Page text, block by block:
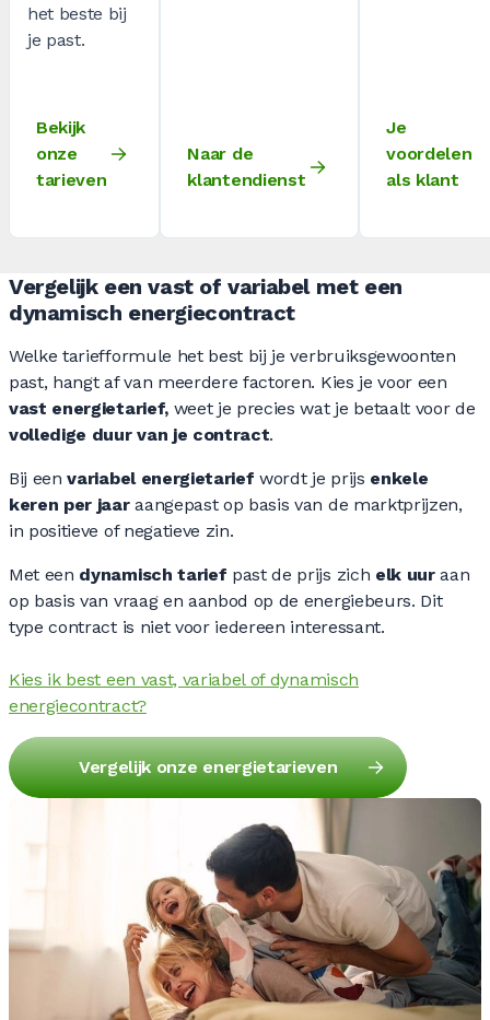
het beste bij
je past.
Bekijk
onze
tarieven
Naar de
klantendienst
Je
voordelen
als klant
Vergelijk een vast of variabel met een
dynamisch energiecontract
Welke tariefformule het best bij je verbruiksgewoonten
past, hangt af van meerdere factoren. Kies je voor een
vast energietarief,weet je precies wat je betaalt voor de
volledige duur van je contract.
Bij eenvariabel energietariefwordt je prijs enkele
keren per jaaraangepast op basis van de marktprijzen,
in positieve of negatieve zin.
Met een dynamisch tarief past de prijs zich elk uuraan
op basis van vraag en aanbod op de energiebeurs. Dit
type contract is niet voor iedereen interessant.
Kies ik best een vast, variabel of dynamisch
energiecontract?
Vergelijk onze energietarieven